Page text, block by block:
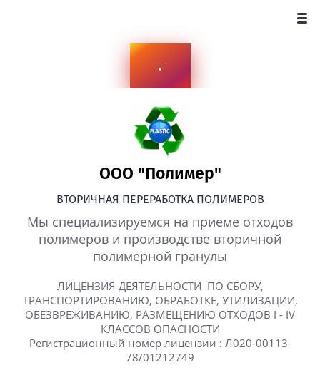
.
ООО "Полимер"
ВТОРИЧНАЯ ПЕРЕРАБОТКА ПОЛИМЕРОВ
Мы специализируемся на приеме отходов
полимеров и производстве вторичной
полимерной гранулы
ЛИЦЕНЗИЯ ДЕЯТЕЛЬНОСТИ ПО СБОРУ,
ТРАНСПОРТИРОВАНИЮ, ОБРАБОТКЕ, УТИЛИЗАЦИИ,
ОБЕЗВРЕЖИВАНИЮ, РАЗМЕЩЕНИЮ ОТХОДОВ I - IV
КЛАССОВ ОПАСНОСТИ
Регистрационный номер лицензии : Л020-00113-
78/01212749